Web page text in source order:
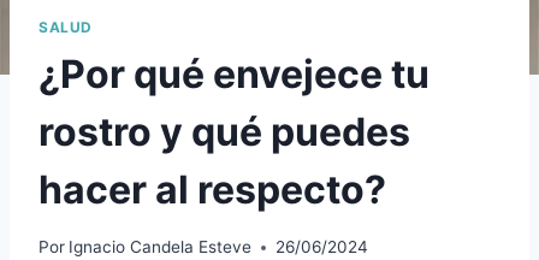
SALUD
¿Por qué envejece tu
rostro y qué puedes
hacer al respecto?
Por Ignacio Candela Esteve 26/06/2024